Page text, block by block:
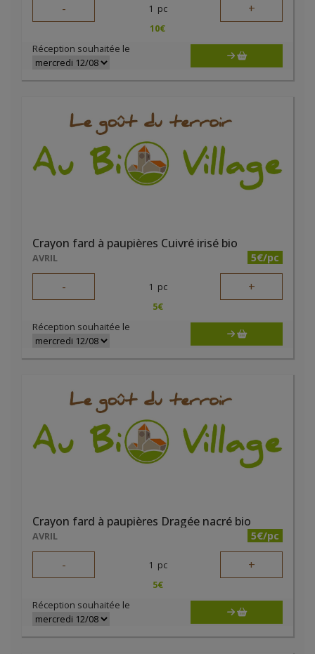
- 1 pc +
10€
Réception souhaitée le
Crayon fard à paupières Cuivré irisé bio
AVRIL 5€/pc
- 1 pc +
5€
Réception souhaitée le
Crayon fard à paupières Dragée nacré bio
AVRIL 5€/pc
- 1 pc +
5€
Réception souhaitée le